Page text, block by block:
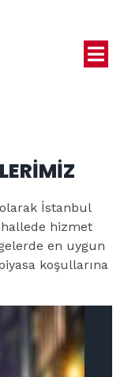
İstanbul
hizmet
en uygun
koşullarına